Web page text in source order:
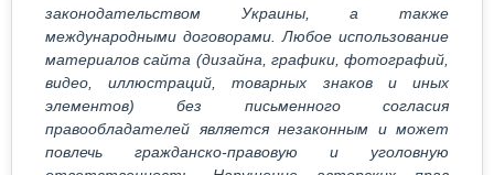
законодательством Украины, а также
международными договорами. Любое использование
материалов сайта (дизайна, графики, фотографий,
видео, иллюстраций, товарных знаков и иных
элементов) без письменного согласия
правообладателей является незаконным и может
повлечь гражданско-правовую и уголовную